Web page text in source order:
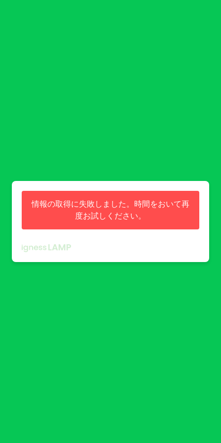
情報の取得に失敗しました。時間をおいて再
度お試しください。